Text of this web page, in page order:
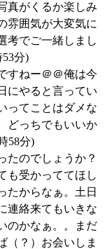
真がくるか楽しみ
雰囲気が大変気に
考でご一緒しまし
分)
すねー＠＠俺は今
にやると言ってい
ってことはダメな
どっちでもいいか
58分)
たのでしょうか？
も受かっててほし
たからなぁ。土日
連絡来てもいきな
のかなぁ。。まだ
（？）お会いしま